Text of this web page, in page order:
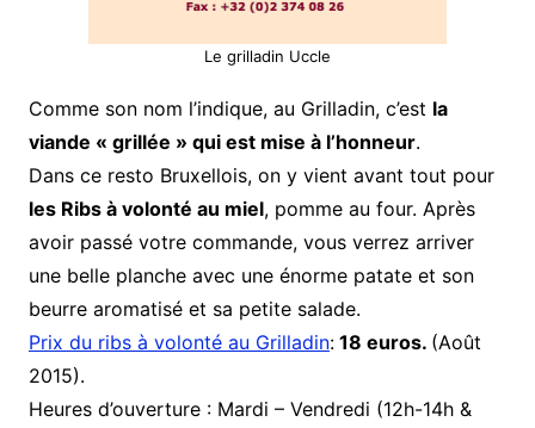
Le grilladin Uccle
Comme son nom l’indique, au Grilladin, c’est la
viande « grillée » qui est mise à l’honneur.
Dans ce resto Bruxellois, on y vient avant tout pour
les Ribs à volonté au miel, pomme au four. Après
avoir passé votre commande, vous verrez arriver
une belle planche avec une énorme patate et son
beurre aromatisé et sa petite salade.
Prix du ribs à volonté au Grilladin:18 euros. (Août
2015).
Heures d’ouverture : Mardi – Vendredi (12h-14h &